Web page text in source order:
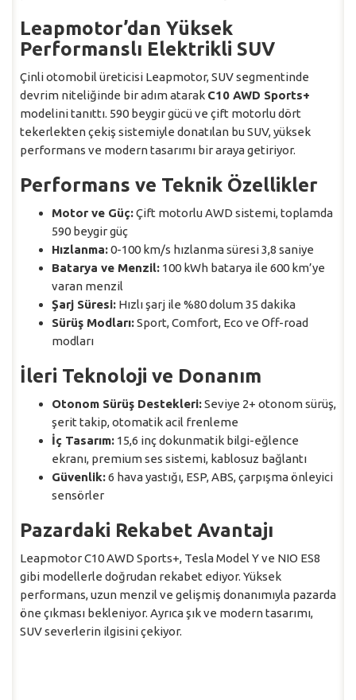
Leapmotor’dan Yüksek
Performanslı Elektrikli SUV
Çinli otomobil üreticisi Leapmotor, SUV segmentinde
devrim niteliğinde bir adım atarak C10 AWD Sports+
modelini tanıttı. 590 beygir gücü ve çift motorlu dört
tekerlekten çekiş sistemiyle donatılan bu SUV, yüksek
performans ve modern tasarımı bir araya getiriyor.
Performans ve Teknik Özellikler
Motor ve Güç:Çift motorlu AWD sistemi, toplamda
590 beygir güç
Hızlanma:0-100 km/s hızlanma süresi 3,8 saniye
Batarya ve Menzil: 100 kWh batarya ile 600 km’ye
varan menzil
Şarj Süresi: Hızlı şarj ile %80 dolum 35 dakika
Sürüş Modları:Sport, Comfort, Eco ve Off-road
modları
İleri Teknoloji ve Donanım
Otonom Sürüş Destekleri:Seviye 2+ otonom sürüş,
şerit takip, otomatik acil frenleme
İç Tasarım: 15,6 inç dokunmatik bilgi-eğlence
ekranı, premium ses sistemi, kablosuz bağlantı
Güvenlik:6 hava yastığı, ESP, ABS, çarpışma önleyici
sensörler
Pazardaki Rekabet Avantajı
Leapmotor C10 AWD Sports+, Tesla Model Y ve NIO ES8
gibi modellerle doğrudan rekabet ediyor. Yüksek
performans, uzun menzil ve gelişmiş donanımıyla pazarda
öne çıkması bekleniyor. Ayrıca şık ve modern tasarımı,
SUV severlerin ilgisini çekiyor.